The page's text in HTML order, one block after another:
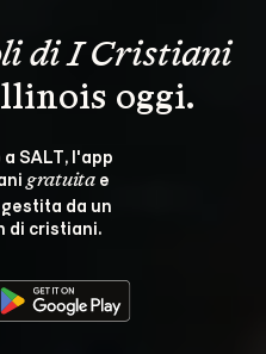
di I Cristiani
oggi.
SALT, l'app
gratuita e
da un
di cristiani.